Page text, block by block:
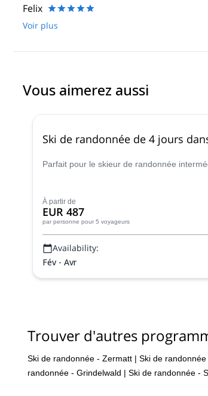
Felix
Voir plus
Vous aimerez aussi
Ski de randonnée de 4 jours
Parfait pour le skieur de randonnée
À partir de
EUR 487
par personne pour 5 voyageurs
Availability:
Fév - Avr
Trouver d'autres
Ski de randonnée - Zermatt | Ski de
randonnée - Grindelwald | Ski de randonnée -